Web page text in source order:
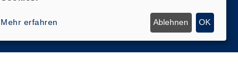
Mehr erfahren Ablehnen OK